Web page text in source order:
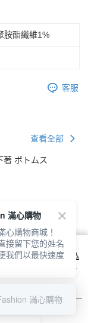
胺酯纖維1%
客服
查看全部
著 ボトムス
之詳情，及若您不希
，請參閱本網站「
隱私
意本公司得按本網站使
滿心購物
心購物商城！
接留下您的姓名
我們以最快速度
滿心購物